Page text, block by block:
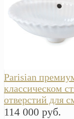
Parisian
классическом
отверстий для
114 000 руб.